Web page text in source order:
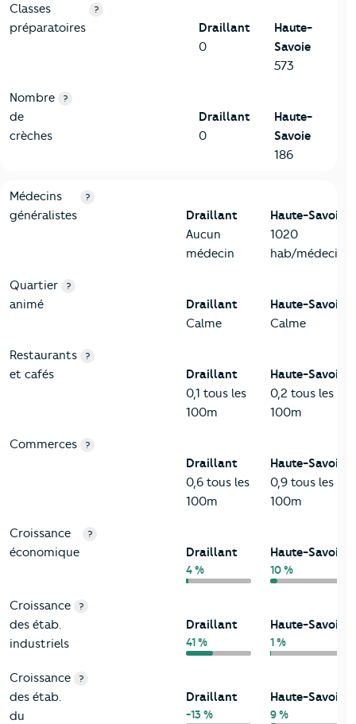
Classes
préparatoires
?
Draillant
0
Haute-
Savoie
573
Nombre
de
crèches
?
Draillant
0
Haute-
Savoie
186
5-Commerces
Critères Draillant
Médecins
généralistes
?
Draillant
Aucun
médecin
Haute-Savoie
1020
hab/médecin
Quartier
animé
?
Draillant
Calme
Haute-Savoie
Calme
Restaurants
et cafés
?
Draillant
0,1 tous les
100m
Haute-Savoie
0,2 tous les
100m
Commerces ?
Draillant
0,6 tous les
100m
Haute-Savoie
0,9 tous les
100m
Croissance
économique
?
Draillant
4 %
Haute-Savoie
10 %
Croissance
des étab.
industriels
?
Draillant
41 %
Haute-Savoie
1 %
Croissance
des étab.
du
?
Draillant
-13 %
Haute-Savoie
9 %